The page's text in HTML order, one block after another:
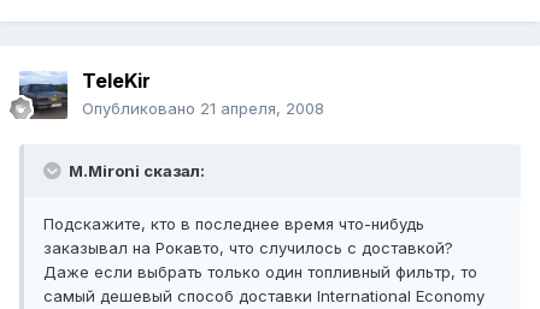
TeleKir
Опубликовано 21 апреля, 2008
M.Mironi сказал:
Подскажите, кто в последнее время что-нибудь
заказывал на Рокавто, что случилось с доставкой?
Даже если выбрать только один топливный фильтр, то
самый дешевый способ доставки International Economy